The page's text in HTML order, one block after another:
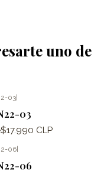
uno de
03
03
$17.990 CLP
06
06